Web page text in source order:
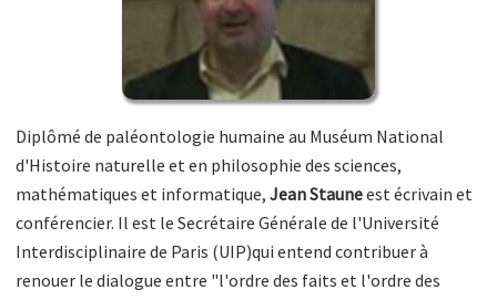
Diplômé de paléontologie humaine au Muséum National
d'Histoire naturelle et en philosophie des sciences,
mathématiques et informatique,Jean Stauneest écrivain et
conférencier. Il est le Secrétaire Générale de l'Université
Interdisciplinaire de Paris (UIP)qui entend contribuer à
renouer le dialogue entre "l'ordre des faits et l'ordre des